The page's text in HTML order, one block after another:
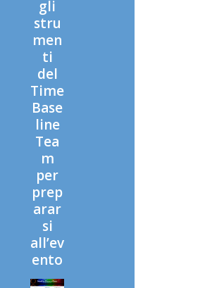
gli
stru
men
ti
del
Time
Base
line
Tea
m
per
prep
arar
si
all’ev
ento